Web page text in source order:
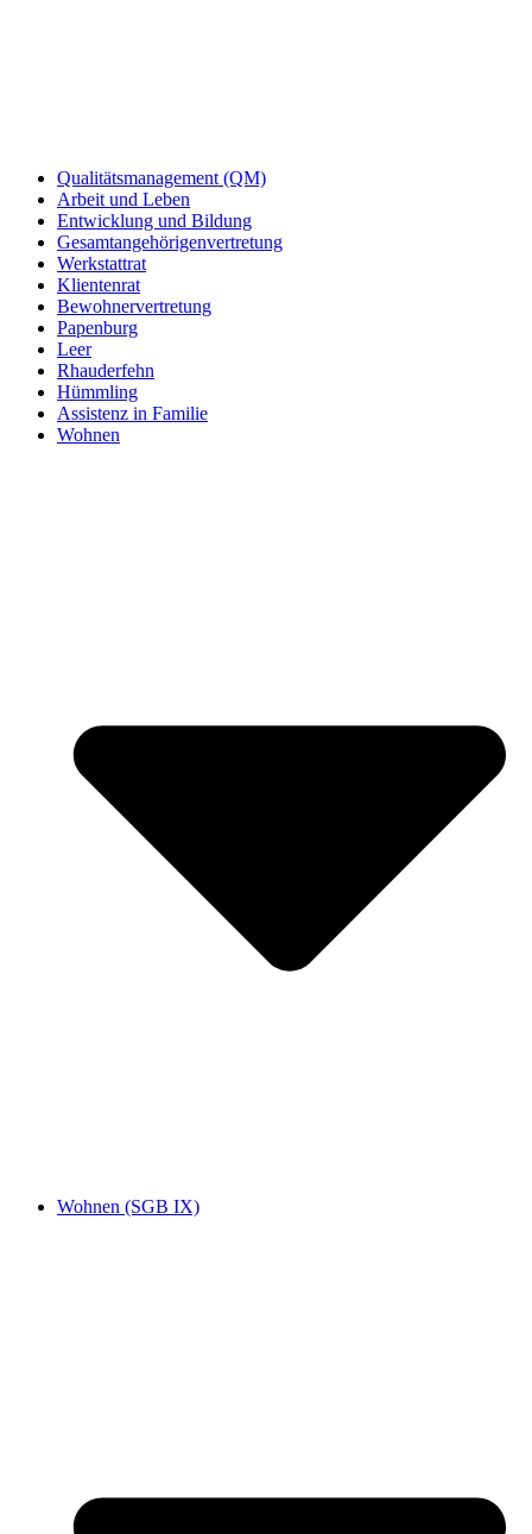
Qualitätsmanagement (QM)
Arbeit und Leben
Entwicklung und Bildung
Gesamtangehörigenvertretung
Werkstattrat
Klientenrat
Bewohnervertretung
Papenburg
Leer
Rhauderfehn
Hümmling
Assistenz in Familie
Wohnen
Wohnen (SGB IX)